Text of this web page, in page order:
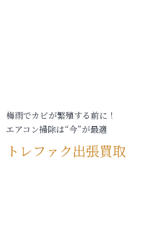
梅雨でカビが繁殖する前に！
エアコン掃除は“今”が最適
トレファク出張買取